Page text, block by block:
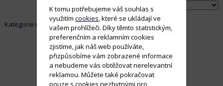
Řadit dle:
Kategorie neobsahuje žádné aktivní položky
K tomu potřebujeme váš souhlas s
využitím cookies , které se ukládají ve
vašem prohlížeči. Díky těmto statistickým,
preferenčním a reklamním cookies
zjistíme, jak náš web používáte,
přizpůsobíme vám zobrazené informace
a nebudeme vás obtěžovat nerelevantní
reklamou. Můžete také pokračovat
pouze s cookies nezbytnými pro